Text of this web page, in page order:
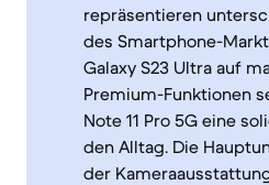
repräsentieren
des Smartphone-
Galaxy S23 Ultra auf
Premium-Funktionen
Note 11 Pro 5G eine
den Alltag. Die
der